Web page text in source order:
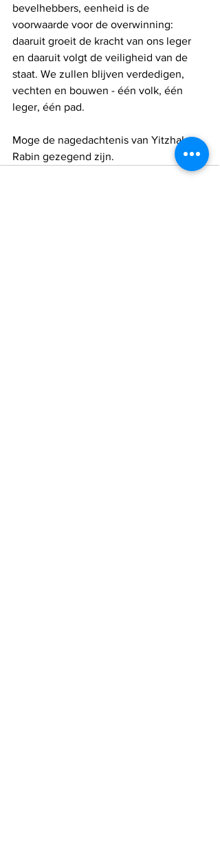
bevelhebbers, eenheid is de
voorwaarde voor de overwinning:
daaruit groeit de kracht van ons leger
en daaruit volgt de veiligheid van de
staat. We zullen blijven verdedigen,
vechten en bouwen - één volk, één
leger, één pad.
Moge de nagedachtenis van Yitzhak
Rabin gezegend zijn.